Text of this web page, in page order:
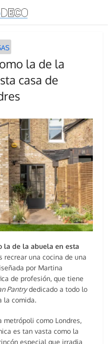
la de la
casa de
la de la abuela en esta
recrear una cocina de una
por Martina
de profesión, que tiene
Pantrydedicado a todo lo
la comida.
metrópoli como Londres,
es tan vasta como la
especial que irradia